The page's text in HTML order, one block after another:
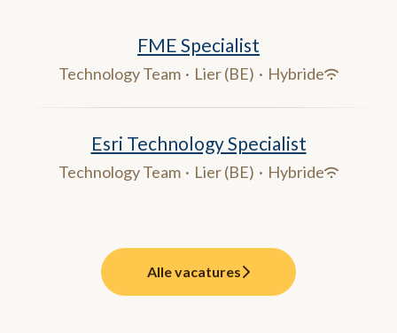
FME Specialist
Technology Team · Lier (BE) · Hybride
Esri Technology Specialist
Technology Team · Lier (BE) · Hybride
Alle vacatures